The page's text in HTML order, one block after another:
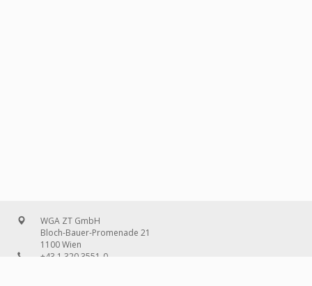
WGA ZT GmbH
Bloch-Bauer-Promenade 21
1100 Wien
+43 1 320 3551-0